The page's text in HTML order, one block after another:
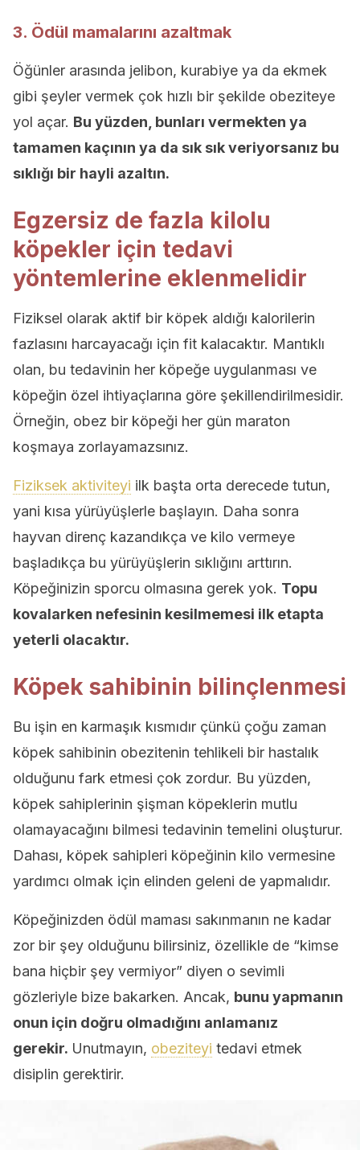
3. Ödül mamalarını azaltmak
Öğünler arasında jelibon, kurabiye ya da ekmek
gibi şeyler vermek çok hızlı bir şekilde obeziteye
yol açar. Bu yüzden, bunları vermekten ya
tamamen kaçının ya da sık sık veriyorsanız bu
sıklığı bir hayli azaltın.
Egzersiz de fazla kilolu
köpekler için tedavi
yöntemlerine eklenmelidir
Fiziksel olarak aktif bir köpek aldığı kalorilerin
fazlasını harcayacağı için fit kalacaktır. Mantıklı
olan, bu tedavinin her köpeğe uygulanması ve
köpeğin özel ihtiyaçlarına göre şekillendirilmesidir.
Örneğin, obez bir köpeği her gün maraton
koşmaya zorlayamazsınız.
Fiziksek aktiviteyi ilk başta orta derecede tutun,
yani kısa yürüyüşlerle başlayın. Daha sonra
hayvan direnç kazandıkça ve kilo vermeye
başladıkça bu yürüyüşlerin sıklığını arttırın.
Köpeğinizin sporcu olmasına gerek yok. Topu
kovalarken nefesinin kesilmemesi ilk etapta
yeterli olacaktır.
Köpek sahibinin bilinçlenmesi
Bu işin en karmaşık kısmıdır çünkü çoğu zaman
köpek sahibinin obezitenin tehlikeli bir hastalık
olduğunu fark etmesi çok zordur. Bu yüzden,
köpek sahiplerinin şişman köpeklerin mutlu
olamayacağını bilmesi tedavinin temelini oluşturur.
Dahası, köpek sahipleri köpeğinin kilo vermesine
yardımcı olmak için elinden geleni de yapmalıdır.
Köpeğinizden ödül maması sakınmanın ne kadar
zor bir şey olduğunu bilirsiniz, özellikle de “kimse
bana hiçbir şey vermiyor” diyen o sevimli
gözleriyle bize bakarken. Ancak, bunu yapmanın
onun için doğru olmadığını anlamanız
gerekir. Unutmayın, obeziteyi tedavi etmek
disiplin gerektirir.